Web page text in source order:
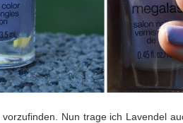
Nun trage ich Lavendel